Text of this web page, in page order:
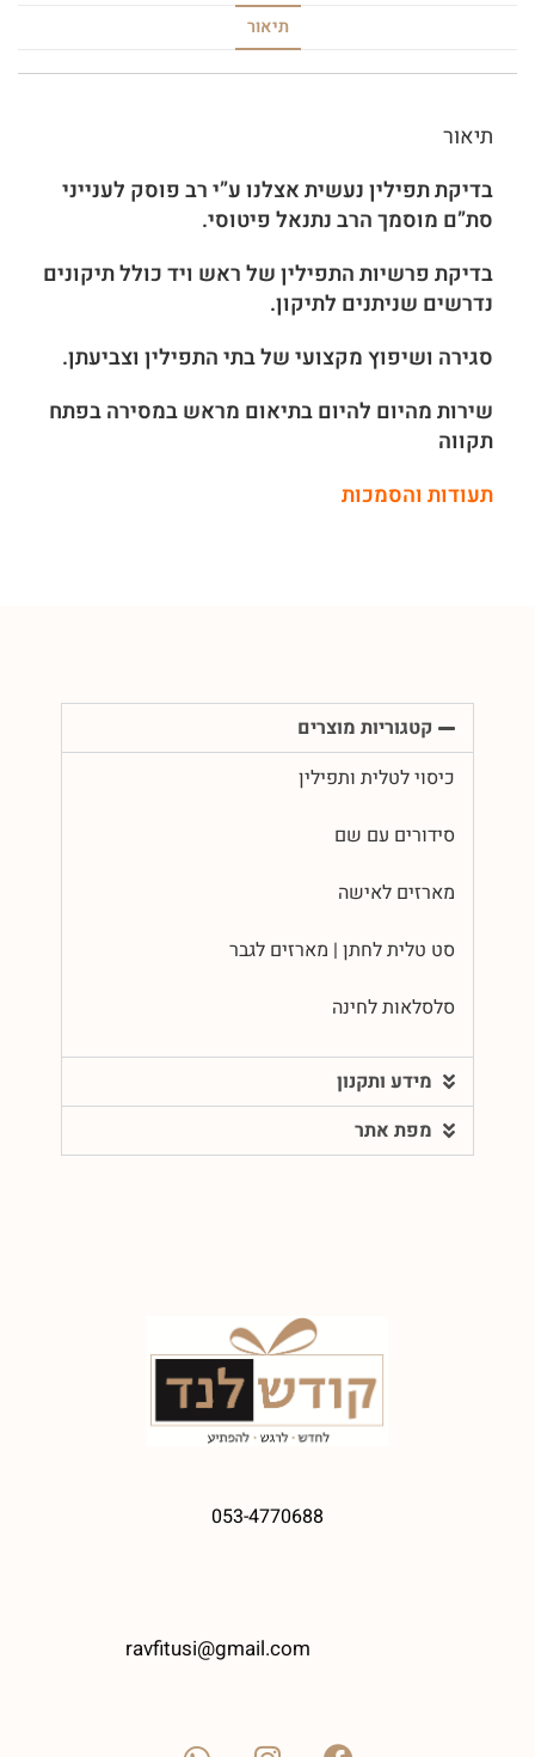
תיאור
תיאור
בדיקת תפילין נעשית אצלנו ע”י רב פוסק לענייני
סת”ם מוסמך הרב נתנאל פיטוסי.
בדיקת פרשיות התפילין של ראש ויד כולל תיקונים
נדרשים שניתנים לתיקון.
סגירה ושיפוץ מקצועי של בתי התפילין וצביעתן.
שירות מהיום להיום בתיאום מראש במסירה בפתח
תקווה
תעודות והסמכות
קטגוריות מוצרים
כיסוי לטלית ותפילין
סידורים עם שם
מארזים לאישה
סט טלית לחתן | מארזים לגבר
סלסלאות לחינה
מידע ותקנון
מפת אתר
053-4770688